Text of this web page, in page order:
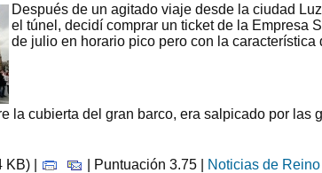
Después de un agitado viaje desde la ciudad
el túnel, decidí comprar un ticket de la Empresa
de julio en horario pico pero con la
la cubierta del gran barco, era salpicado por
KB) | | Puntuación 3.75 | Noticias de